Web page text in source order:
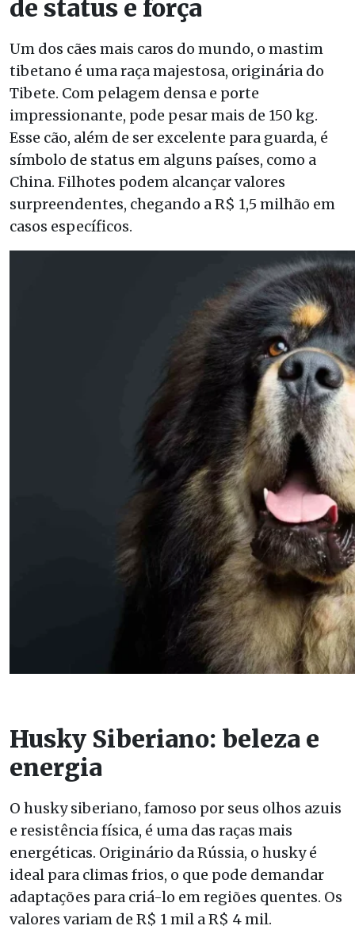
de status e força
Um dos cães mais caros do mundo, o mastim
tibetano é uma raça majestosa, originária do
Tibete. Com pelagem densa e porte
impressionante, pode pesar mais de 150 kg.
Esse cão, além de ser excelente para guarda, é
símbolo de status em alguns países, como a
China. Filhotes podem alcançar valores
surpreendentes, chegando a R$ 1,5 milhão em
casos específicos.
Husky Siberiano: beleza e
energia
O husky siberiano, famoso por seus olhos azuis
e resistência física, é uma das raças mais
energéticas. Originário da Rússia, o husky é
ideal para climas frios, o que pode demandar
adaptações para criá-lo em regiões quentes. Os
valores variam de R$ 1 mil a R$ 4 mil.